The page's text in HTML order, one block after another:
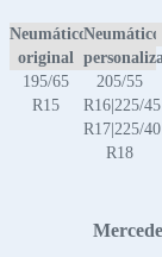
Neumático
original
Neumático
195/65
R15
205/55
R16|225/45
R17|225/40
R18